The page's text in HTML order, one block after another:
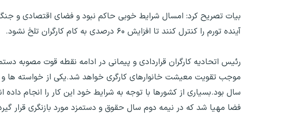
بیات تصریح کرد: امسال شرایط خوبی حاکم نبود و فضای اقتصادی و
آینده تورم را کنترل کنند تا افزایش ۶۰ درصدی به کام کارگران تلخ نشود.
رئیس اتحادیه کارگران قراردادی و پیمانی در ادامه نقطه قوت مصوبه
موجب تقویت معیشت خانوارهای کارگری خواهد شد.یکی از خواسته ها
سال بود.بسیاری از کشورها با توجه به شرایط خود این کار را انجام
فضا مهیا شد که در نیمه دوم سال حقوق و دستمزد مورد بازنگری قرار